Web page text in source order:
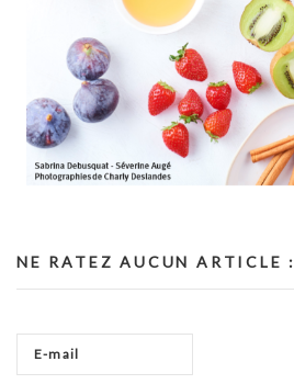
NE RATEZ AUCUN ARTICLE :